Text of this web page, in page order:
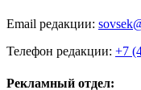
Email редакции:
Телефон редакции: +7
Рекламный отдел: